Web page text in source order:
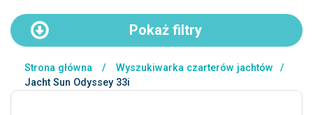
Pokaż filtry
Strona główna / Wyszukiwarka czarterów jachtów
/
Jacht Sun Odyssey 33i